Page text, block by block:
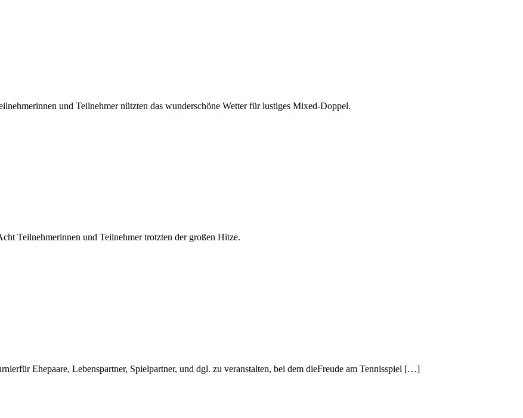
und Teilnehmer nützten das wunderschöne Wetter für lustiges Mixed-Doppel.
Teilnehmerinnen und Teilnehmer trotzten der großen Hitze.
Ehepaare, Lebenspartner, Spielpartner, und dgl. zu veranstalten, bei dem dieFreude am Tennisspiel […]